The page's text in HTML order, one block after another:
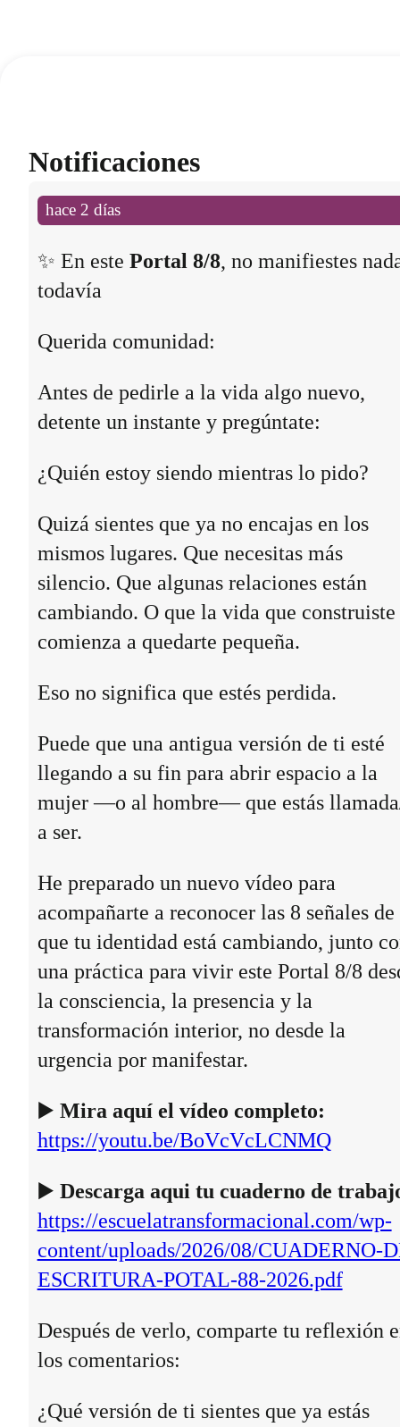
Notificaciones
hace 2 días
✨ En este Portal 8/8, no manifiestes
todavía
Querida comunidad:
Antes de pedirle a la vida algo nuevo,
detente un instante y pregúntate:
¿Quién estoy siendo mientras lo pido?
Quizá sientes que ya no encajas en los
mismos lugares. Que necesitas más
silencio. Que algunas relaciones están
cambiando. O que la vida que construiste
comienza a quedarte pequeña.
Eso no significa que estés perdida.
Puede que una antigua versión de ti esté
llegando a su fin para abrir espacio a la
mujer —o al hombre— que estás
a ser.
He preparado un nuevo vídeo para
acompañarte a reconocer las 8 señales de
que tu identidad está cambiando, junto
una práctica para vivir este Portal 8/8
la consciencia, la presencia y la
transformación interior, no desde la
urgencia por manifestar.
▶️ Mira aquí el vídeo completo:
https://youtu.be/BoVcVcLCNMQ
▶️ Descarga aqui tu cuaderno de
https://escuelatransformacional.com/wp-
content/uploads/2026/08/CUADERNO-
ESCRITURA-POTAL-88-2026.pdf
Después de verlo, comparte tu reflexión
los comentarios:
¿Qué versión de ti sientes que ya estás